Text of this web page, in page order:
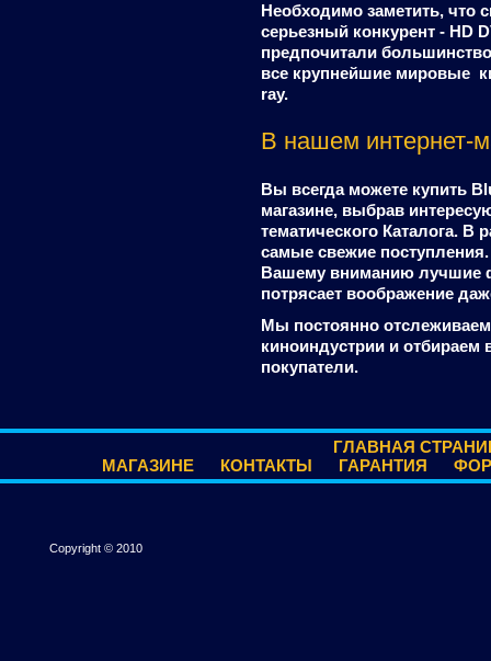
Необходимо заметить, что
серьезный конкурент - HD
предпочитали
все крупнейшие мировые
ray.
В нашем интернет-
Вы всегда можете купить
магазине, выбрав
тематического Каталога. В
самые свежие поступления.
Вашему вниманию лучшие
потрясает воображение
Мы постоянно
киноиндустрии и
покупатели.
ГЛАВНАЯ
МАГАЗИНЕ
КОНТАКТЫ ГАРАНТИЯ
Copyright © 2010